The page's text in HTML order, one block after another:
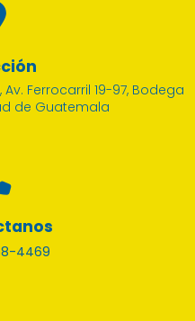
Ferrocarril 19-97, Bodega
de Guatemala
4469